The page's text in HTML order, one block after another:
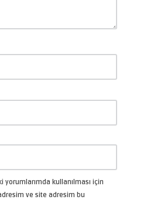
yorumlarımda kullanılması için
ve site adresim bu